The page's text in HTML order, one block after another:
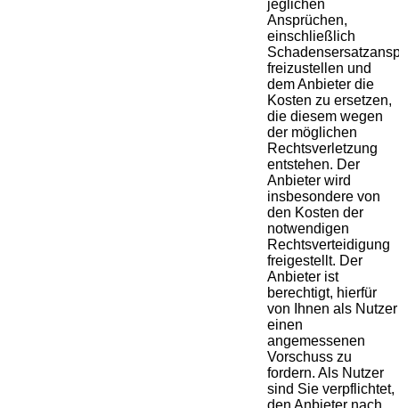
jeglichen
Ansprüchen,
einschließlich
freizustellen und
dem Anbieter die
Kosten zu ersetzen,
die diesem wegen
der möglichen
Rechtsverletzung
entstehen. Der
Anbieter wird
insbesondere von
den Kosten der
notwendigen
Rechtsverteidigung
freigestellt. Der
Anbieter ist
berechtigt, hierfür
von Ihnen als Nutzer
einen
angemessenen
Vorschuss zu
fordern. Als Nutzer
sind Sie verpflichtet,
den Anbieter nach